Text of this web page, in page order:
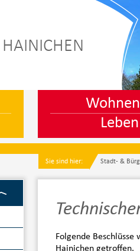
HAINICHEN
Leben
Sie sind hier: Stadt- &
Folgende Beschlüsse
Hainichen getroffen.